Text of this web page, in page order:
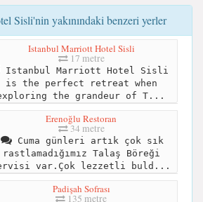
Sisli'nin yakınındaki benzeri yerler
Istanbul Marriott Hotel Sisli
17 metre
Istanbul Marriott Hotel Sisli
is the perfect retreat when
the grandeur of T...
Erenoğlu Restoran
34 metre
Cuma günleri artık çok sık
rastlamadığımız Talaş Böreği
var.Çok lezzetli buld...
Padişah Sofrası
135 metre